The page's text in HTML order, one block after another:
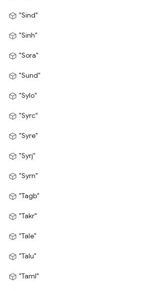
"Sind"
"Sinh"
"Sora"
"Sund"
"Sylo"
"Syrc"
"Syre"
"Syrj"
"Syrn"
"Tagb"
"Takr"
"Tale"
"Talu"
"Taml"